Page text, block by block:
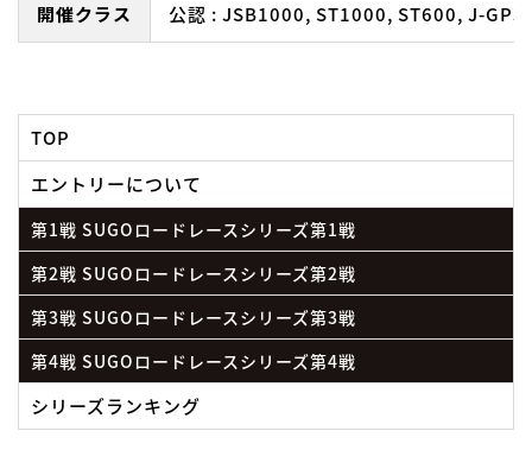
開催クラス 公認 : JSB1000, ST1000, ST600, J-
TOP
エントリーについて
第1戦 SUGOロードレースシリーズ第1戦
第2戦 SUGOロードレースシリーズ第2戦
第3戦 SUGOロードレースシリーズ第3戦
第4戦 SUGOロードレースシリーズ第4戦
シリーズランキング